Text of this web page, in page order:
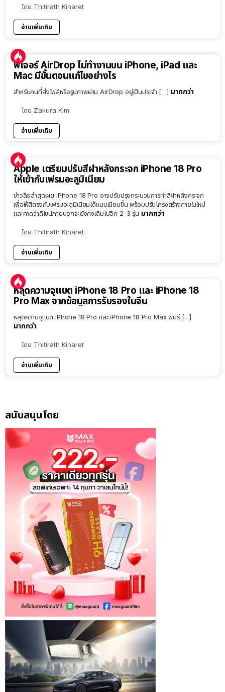
โดย Thitirath Kinaret
อ่านเพิ่มเติม
ฟีเจอร์ AirDrop ไม่ทำงานบน iPhone, iPad และ
Mac มีขั้นตอนแก้ไขอย่างไร
สำหรับคนที่ส่งไฟล์หรือรูปภาพผ่าน AirDrop อยู่เป็นประจำ […] มากกว่า
โดย Zakura Kim
อ่านเพิ่มเติม
Apple เตรียมปรับสีฝาหลังกระจก iPhone 18 Pro
ให้เข้ากับเฟรมอะลูมิเนียม
ข่าวลือล่าสุดเผย iPhone 18 Pro อาจปรับปรุงกระบวนการทำสีฝาหลังกระจก
เพื่อให้สีตรงกับเฟรมอะลูมิเนียมได้แนบเนียนขึ้น พร้อมปรับโครงสร้างภายในใหม่
และคาดว่าดีไซน์ภายนอกจะยังคงเดิมไปอีก 2-3 รุ่น มากกว่า
โดย Thitirath Kinaret
อ่านเพิ่มเติม
หลุดความจุแบต iPhone 18 Pro และ iPhone 18
Pro Max จากข้อมูลการรับรองในจีน
หลุดความจุแบต iPhone 18 Pro และ iPhone 18 Pro Max พบรุ่ […]
มากกว่า
โดย Thitirath Kinaret
อ่านเพิ่มเติม
สนับสนุนโดย